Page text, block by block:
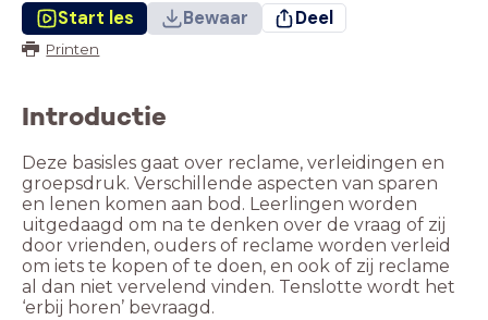
Start les Bewaar Deel
Printen
Introductie
Deze basisles gaat over reclame, verleidingen en
groepsdruk. Verschillende aspecten van sparen
en lenen komen aan bod. Leerlingen worden
uitgedaagd om na te denken over de vraag of zij
door vrienden, ouders of reclame worden verleid
om iets te kopen of te doen, en ook of zij reclame
al dan niet vervelend vinden. Tenslotte wordt het
‘erbij horen’ bevraagd.